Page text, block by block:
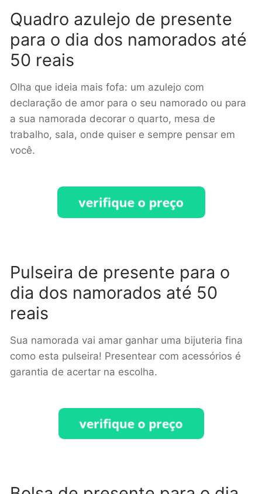
Quadro azulejo de presente
para o dia dos namorados até
50 reais
Olha que ideia mais fofa: um azulejo com
declaração de amor para o seu namorado ou para
a sua namorada decorar o quarto, mesa de
trabalho, sala, onde quiser e sempre pensar em
você.
Pulseira de presente para o
dia dos namorados até 50
reais
Sua namorada vai amar ganhar uma bijuteria fina
como esta pulseira! Presentear com acessórios é
garantia de acertar na escolha.